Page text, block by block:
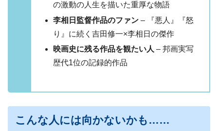
の激動の人生を描いた重厚な物語
李相日監督作品のファン – 『悪人』『怒
り』に続く吉田修一×李相日の傑作
映画史に残る作品を観たい人 – 邦画実写
歴代1位の記録的作品
こんな人には向かないかも……